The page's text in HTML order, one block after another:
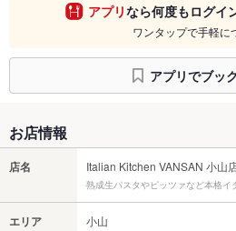
アプリなら何度もログイ
ワンタップで手軽に
アプリでブッ
お店情報
店名 Italian Kitchen VANSAN 小山
熟成生パスタやピッツァなど本格イ
エリア 小山